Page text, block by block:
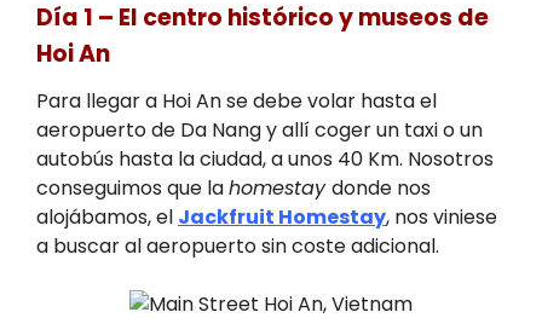
Día 1 – El centro histórico y museos de
Hoi An
Para llegar a Hoi An se debe volar hasta el
aeropuerto de Da Nang y allí coger un taxi o un
autobús hasta la ciudad, a unos 40 Km. Nosotros
conseguimos que lahomestaydonde nos
alojábamos, el Jackfruit Homestay, nos viniese
a buscar al aeropuerto sin coste adicional.